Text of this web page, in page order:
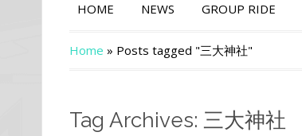
HOME NEWS GROUP RIDE
Home » Posts tagged "三大神社"
Tag Archives: 三大神社